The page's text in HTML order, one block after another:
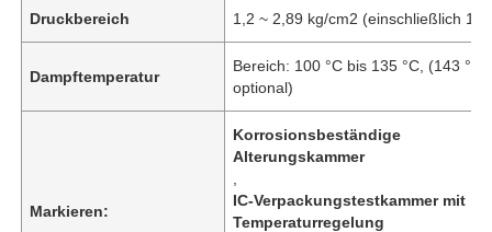
Druckbereich 1,2 ~ 2,89 kg/cm2 (einschließlich
Dampftemperatur
Bereich: 100 °C bis 135 °C, (143 °C
optional)
Markieren:
Korrosionsbeständige
Alterungskammer
IC-Verpackungstestkammer mit
Temperaturregelung